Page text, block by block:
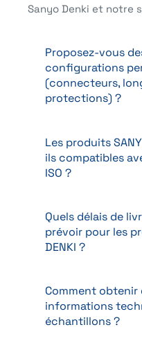
Sanyo Denki et notre
Proposez-vous
configurations
(connecteurs,
protections) ?
Les produits
ils compatibles
ISO ?
Quels délais de
prévoir pour les
DENKI ?
Comment obtenir
informations
échantillons ?